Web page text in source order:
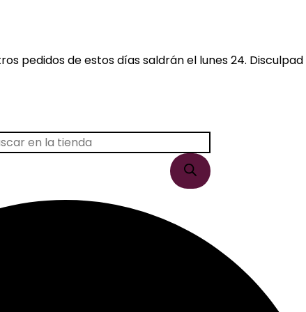
pedidos de estos días saldrán el lunes 24.
Para Pintar